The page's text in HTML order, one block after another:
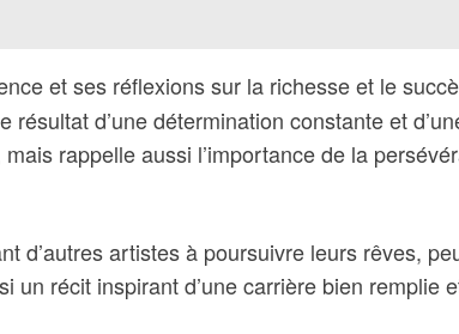
et ses réflexions sur la richesse et le
d’une détermination constante et
rappelle aussi l’importance de la
d’autres artistes à poursuivre leurs rêves,
récit inspirant d’une carrière bien remplie